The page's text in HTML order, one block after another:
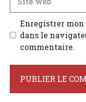
web
Enregistrer
dans le
commentaire.